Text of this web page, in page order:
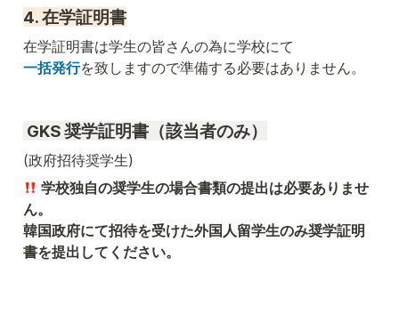
4. 在学証明書
一括発行を致しますので準備する必要はありません。
GKS 奨学証明書 （該当者のみ）
(政府招待奨学生)
学校独自の奨学生の場合書類の提出は必要ありませ
ん。
韓国政府にて招待を受けた外国人留学生のみ奨学証明
書を提出してください。